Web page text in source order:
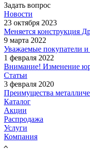
Задать вопрос
Новости
23 октября 2023
Меняется конструкция
9 марта 2022
Уважаемые покупатели и
1 февраля 2022
Внимание! Изменение
Статьи
3 февраля 2020
Преимущества
Каталог
Акции
Распродажа
Услуги
Компания